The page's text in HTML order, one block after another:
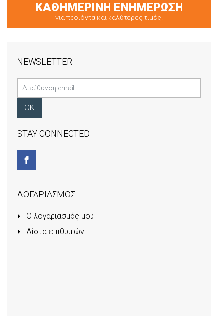
ΚΑΘΗΜΕΡΙΝΗ ΕΝΗΜΕΡΩΣΗ
για προϊόντα και καλύτερες τιμές!
NEWSLETTER
STAY CONNECTED
ΛΟΓΑΡΙΑΣΜΟΣ
Ο λογαριασμός μου
Λίστα επιθυμιών